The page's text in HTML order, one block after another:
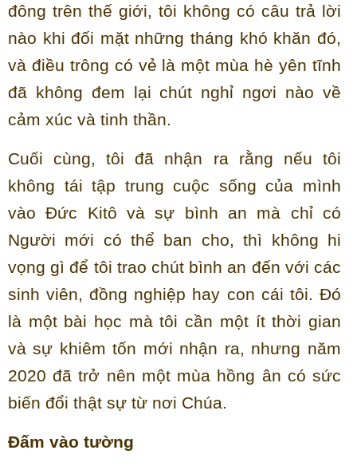
đông trên thế giới, tôi không có câu trả lời
nào khi đối mặt những tháng khó khăn đó,
và điều trông có vẻ là một mùa hè yên tĩnh
đã không đem lại chút nghỉ ngơi nào về
cảm xúc và tinh thần.
Cuối cùng, tôi đã nhận ra rằng nếu tôi
không tái tập trung cuộc sống của mình
vào Đức Kitô và sự bình an mà chỉ có
Người mới có thể ban cho, thì không hi
vọng gì để tôi trao chút bình an đến với các
sinh viên, đồng nghiệp hay con cái tôi. Đó
là một bài học mà tôi cần một ít thời gian
và sự khiêm tốn mới nhận ra, nhưng năm
2020 đã trở nên một mùa hồng ân có sức
biến đổi thật sự từ nơi Chúa.
Đấm vào tường